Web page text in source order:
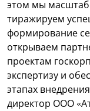
этом мы
тиражируем
формирование
открываем
проектам
экспертизу и
этапах
директор ООО